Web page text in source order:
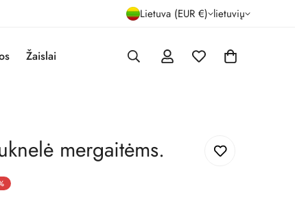
Lietuva (EUR €) lietuvių
Žaislai
mergaitėms.